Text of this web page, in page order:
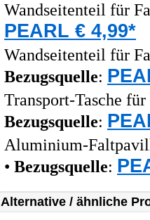
Wandseitenteil für
PEARL € 4,99*
Wandseitenteil für
Bezugsquelle:
Transport-Tasche
Bezugsquelle:
Aluminium-
• Bezugsquelle:
Alternative / ähnliche